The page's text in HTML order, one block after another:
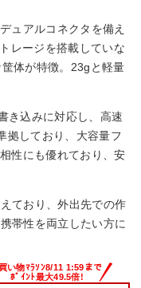
ュアルコネクタを備え
レージを搭載していな
体が特徴。23gと軽量
き込みに対応し、高速
拠しており、大容量フ
性にも優れており、安
ており、外出先での作
帯性を両立したい方に